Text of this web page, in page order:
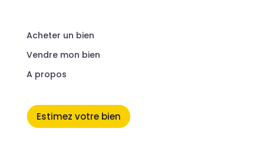
Acheter un bien
Vendre mon bien
A propos
Estimez votre bien